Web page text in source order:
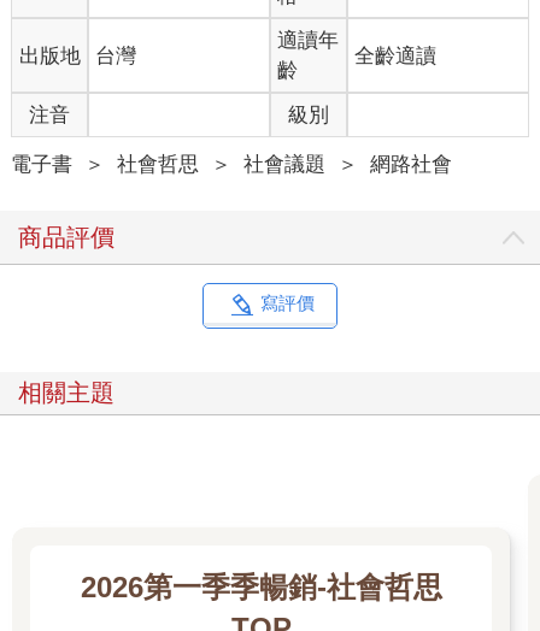
出版地 台灣
適讀年
齡
全齡適讀
注音 級別
電子書 ＞ 社會哲思 ＞ 社會議題 ＞ 網路社會
商品評價
寫評價
相關主題
2026第一季季暢銷-社會哲思